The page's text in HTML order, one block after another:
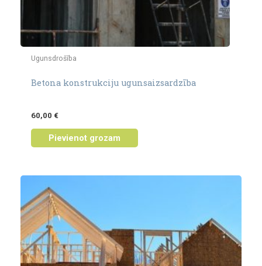
Ugunsdrošība
Betona konstrukciju ugunsaizsardzība
60,00 €
Pievienot grozam